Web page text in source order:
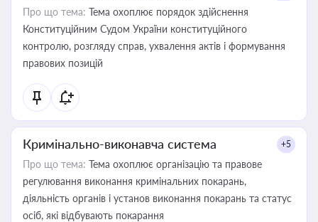
Про що тема: Тема охоплює порядок здійснення
Конституційним Судом України конституційного
контролю, розгляду справ, ухвалення актів і формування
правових позицій
Кримінально-виконавча система +5
Про що тема: Тема охоплює організацію та правове
регулювання виконання кримінальних покарань,
діяльність органів і установ виконання покарань та статус
осіб, які відбувають покарання